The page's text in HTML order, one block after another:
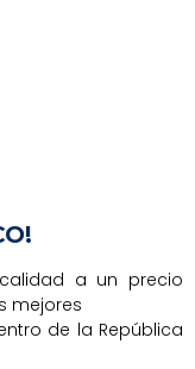
a un precio
mejores
de la República